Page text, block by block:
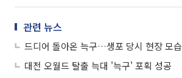
관련 뉴스
드디어 돌아온 늑구…생포 당시 현장 모습
대전 오월드 탈출 늑대 '늑구' 포획 성공